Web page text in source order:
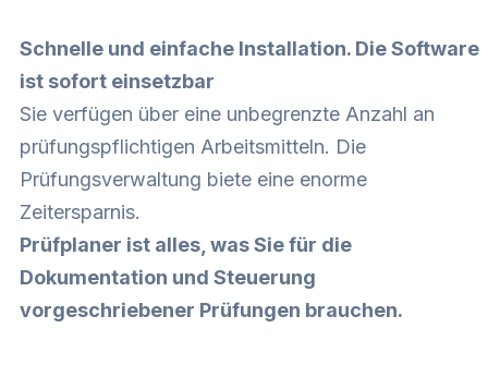
Schnelle und einfache Installation. Die Software
ist sofort einsetzbar
Sie verfügen über eine unbegrenzte Anzahl an
prüfungspflichtigen Arbeitsmitteln. Die
Prüfungsverwaltung biete eine enorme
Zeitersparnis.
Prüfplaner ist alles, was Sie für die
Dokumentation und Steuerung
vorgeschriebener Prüfungen brauchen.